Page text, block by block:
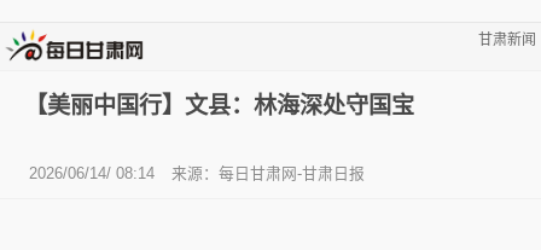
甘肃新闻
【美丽中国行】文县：林海深处守国宝
2026/06/14/ 08:14 来源：每日甘肃网-甘肃日报